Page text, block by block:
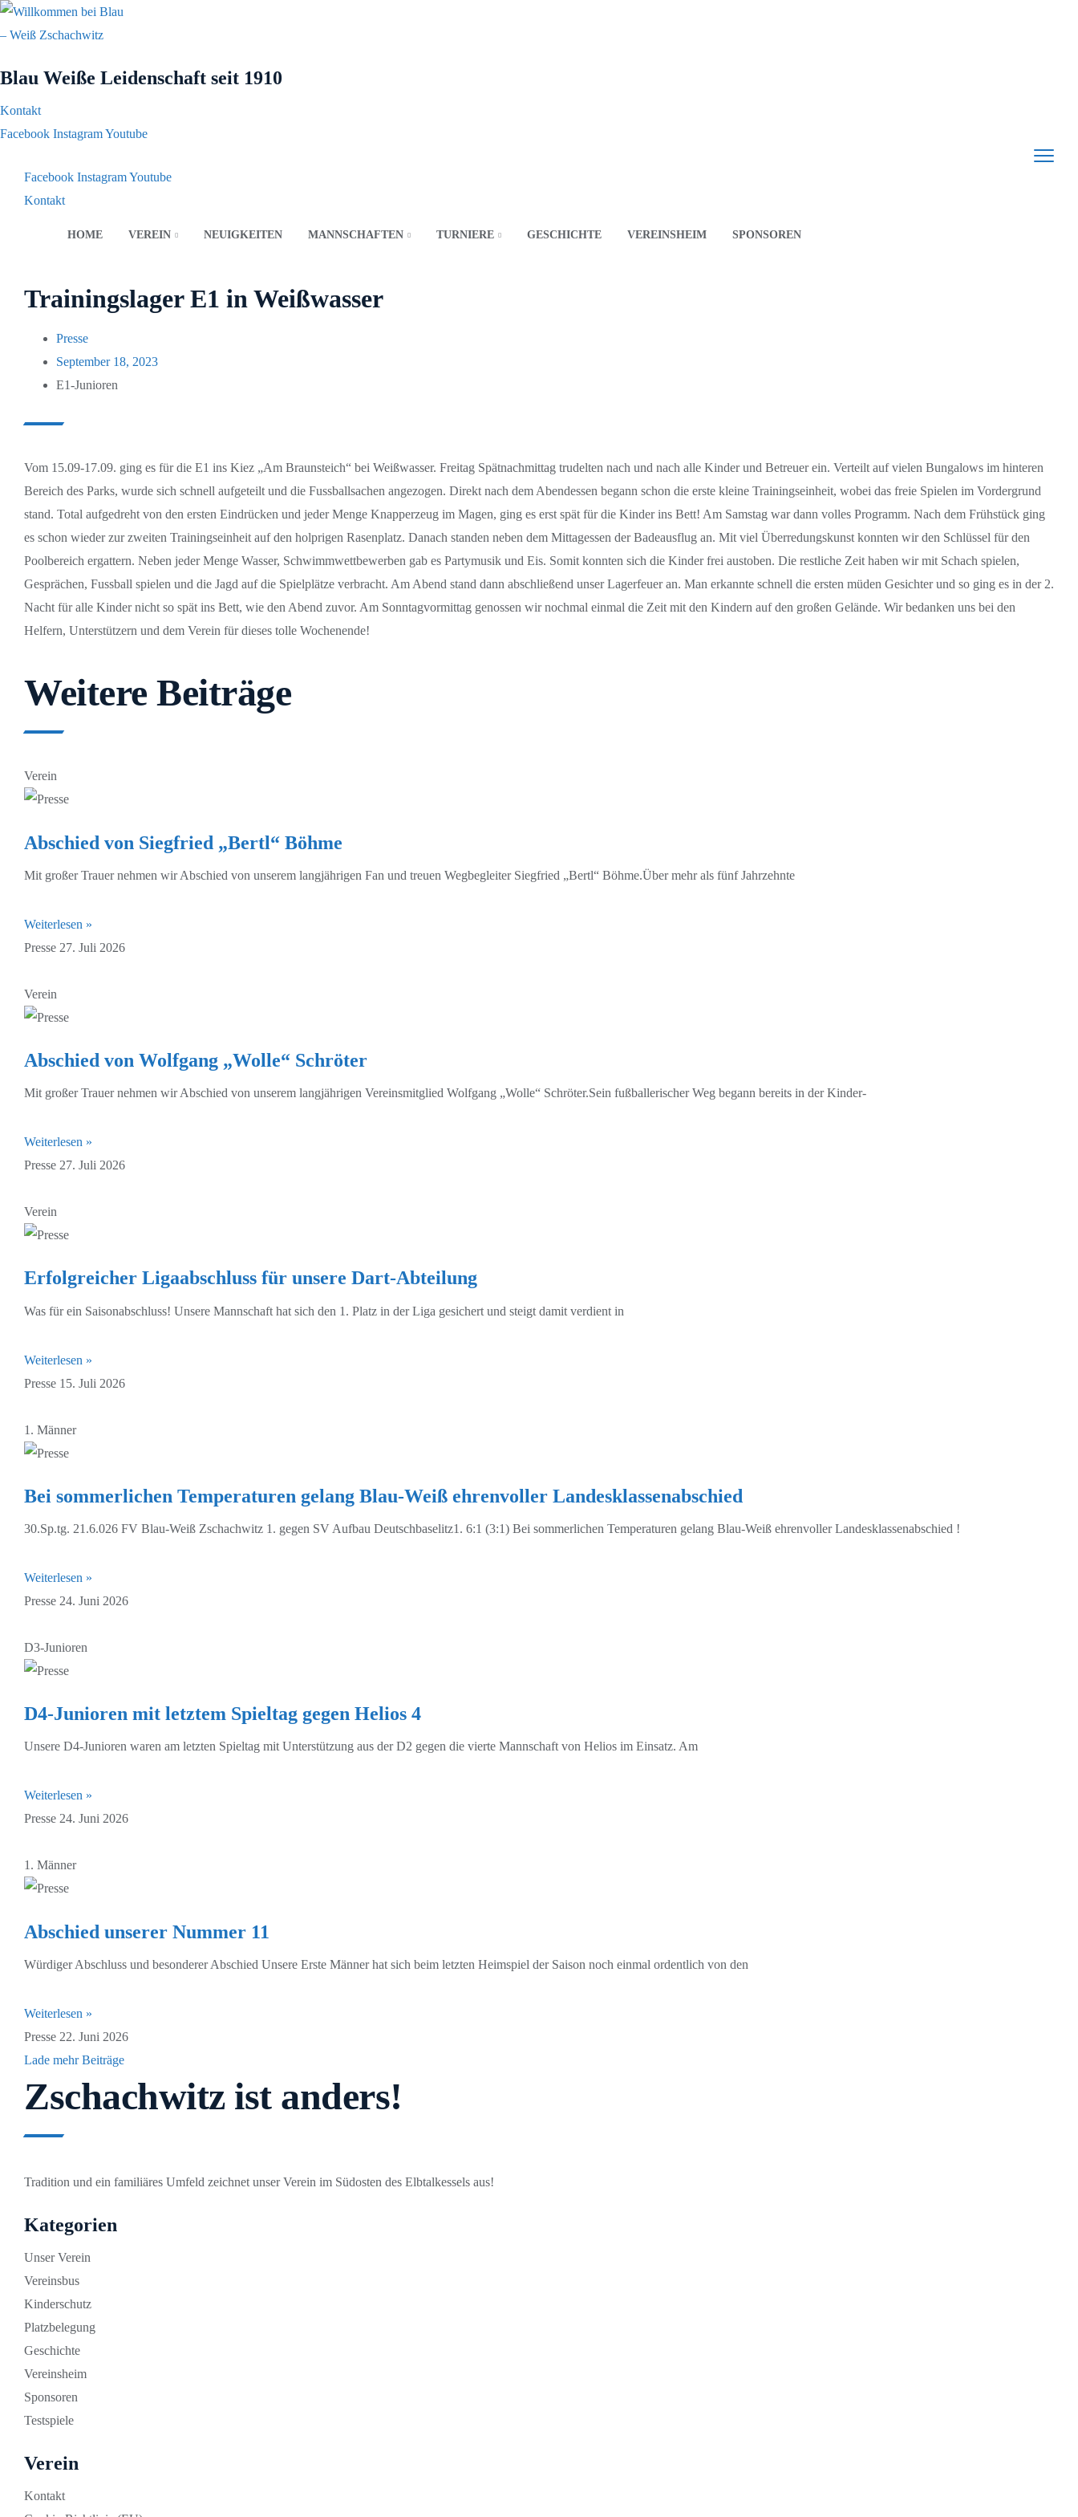
Blau Weiße Leidenschaft seit 1910
Kontakt
Facebook InstagramYoutube
Facebook InstagramYoutube
Kontakt
HOME VEREIN NEUIGKEITEN MANNSCHAFTEN TURNIERE GESCHICHTE VEREINSHEIM SPONSOREN
Trainingslager E1 in Weißwasser
Presse
September 18, 2023
E1-Junioren
Vom 15.09-17.09. ging es für die E1 ins Kiez „Am Braunsteich“ bei Weißwasser. Freitag Spätnachmittag trudelten nach und nach alle Kinder und Betreuer ein. Verteilt auf vielen Bungalows im hinteren
Bereich des Parks, wurde sich schnell aufgeteilt und die Fussballsachen angezogen. Direkt nach dem Abendessen begann schon die erste kleine Trainingseinheit, wobei das freie Spielen im Vordergrund
stand. Total aufgedreht von den ersten Eindrücken und jeder Menge Knapperzeug im Magen, ging es erst spät für die Kinder ins Bett! Am Samstag war dann volles Programm. Nach dem Frühstück ging
es schon wieder zur zweiten Trainingseinheit auf den holprigen Rasenplatz. Danach standen neben dem Mittagessen der Badeausflug an. Mit viel Überredungskunst konnten wir den Schlüssel für den
Poolbereich ergattern. Neben jeder Menge Wasser, Schwimmwettbewerben gab es Partymusik und Eis. Somit konnten sich die Kinder frei austoben. Die restliche Zeit haben wir mit Schach spielen,
Gesprächen, Fussball spielen und die Jagd auf die Spielplätze verbracht. Am Abend stand dann abschließend unser Lagerfeuer an. Man erkannte schnell die ersten müden Gesichter und so ging es in der 2.
Nacht für alle Kinder nicht so spät ins Bett, wie den Abend zuvor. Am Sonntagvormittag genossen wir nochmal einmal die Zeit mit den Kindern auf den großen Gelände. Wir bedanken uns bei den
Helfern, Unterstützern und dem Verein für dieses tolle Wochenende!
Weitere Beiträge
Verein
Abschied von Siegfried „Bertl“ Böhme
Mit großer Trauer nehmen wir Abschied von unserem langjährigen Fan und treuen Wegbegleiter Siegfried „Bertl“ Böhme.Über mehr als fünf Jahrzehnte
Weiterlesen »
Presse 27. Juli 2026
Verein
Abschied von Wolfgang „Wolle“ Schröter
Mit großer Trauer nehmen wir Abschied von unserem langjährigen Vereinsmitglied Wolfgang „Wolle“ Schröter.Sein fußballerischer Weg begann bereits in der Kinder-
Weiterlesen »
Presse 27. Juli 2026
Verein
Erfolgreicher Ligaabschluss für unsere Dart-Abteilung
Was für ein Saisonabschluss! Unsere Mannschaft hat sich den 1. Platz in der Liga gesichert und steigt damit verdient in
Weiterlesen »
Presse 15. Juli 2026
1. Männer
Bei sommerlichen Temperaturen gelang Blau-Weiß ehrenvoller Landesklassenabschied
30.Sp.tg. 21.6.026 FV Blau-Weiß Zschachwitz 1. gegen SV Aufbau Deutschbaselitz1. 6:1 (3:1) Bei sommerlichen Temperaturen gelang Blau-Weiß ehrenvoller Landesklassenabschied !
Weiterlesen »
Presse 24. Juni 2026
D3-Junioren
D4-Junioren mit letztem Spieltag gegen Helios 4
Unsere D4-Junioren waren am letzten Spieltag mit Unterstützung aus der D2 gegen die vierte Mannschaft von Helios im Einsatz. Am
Weiterlesen »
Presse 24. Juni 2026
1. Männer
Abschied unserer Nummer 11
Würdiger Abschluss und besonderer Abschied Unsere Erste Männer hat sich beim letzten Heimspiel der Saison noch einmal ordentlich von den
Weiterlesen »
Presse 22. Juni 2026
Lade mehr Beiträge
Zschachwitz ist anders!
Tradition und ein familiäres Umfeld zeichnet unser Verein im Südosten des Elbtalkessels aus!
Kategorien
Unser Verein
Vereinsbus
Kinderschutz
Platzbelegung
Geschichte
Vereinsheim
Sponsoren
Testspiele
Verein
Kontakt